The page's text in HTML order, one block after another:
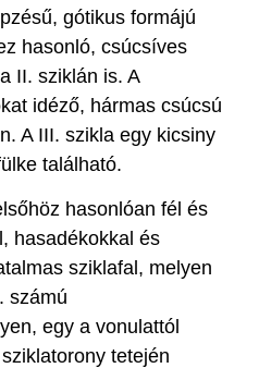
gótikus formájú
hasonló, csúcsíves
II. sziklán is. A
idéző, hármas csúcsú
A III. szikla egy kicsiny
található.
hasonlóan fél és
hasadékokkal és
sziklafal, melyen
számú
egy a vonulattól
tetején